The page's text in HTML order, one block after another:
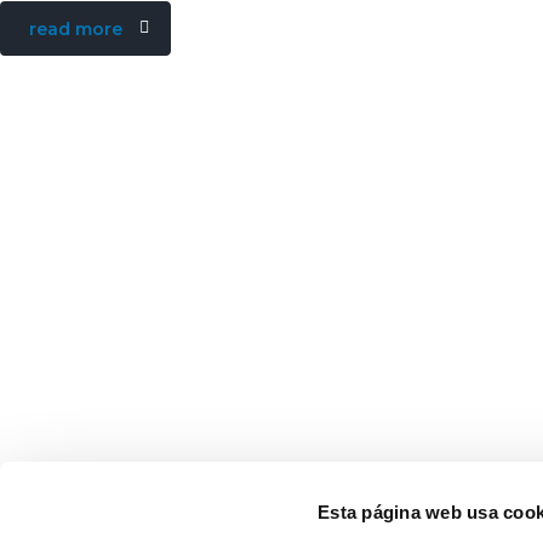
Esta página web usa
read more